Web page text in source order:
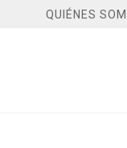
QUIÉNES